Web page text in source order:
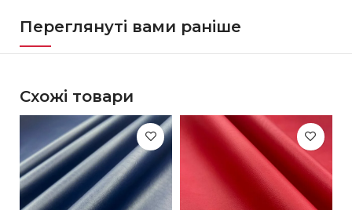
Переглянуті вами раніше
Схожі товари